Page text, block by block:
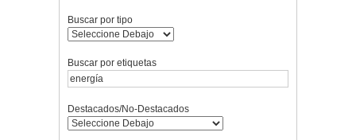
Buscar por tipo
Buscar por etiquetas
Destacados/No-Destacados